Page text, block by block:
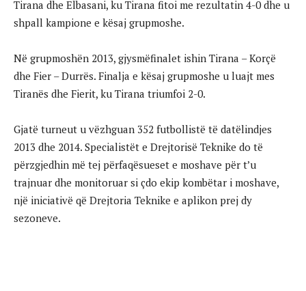
Tirana dhe Elbasani, ku Tirana fitoi me rezultatin 4-0 dhe u
shpall kampione e kësaj grupmoshe.
Në grupmoshën 2013, gjysmëfinalet ishin Tirana – Korçë
dhe Fier – Durrës. Finalja e kësaj grupmoshe u luajt mes
Tiranës dhe Fierit, ku Tirana triumfoi 2-0.
Gjatë turneut u vëzhguan 352 futbollistë të datëlindjes
2013 dhe 2014. Specialistët e Drejtorisë Teknike do të
përzgjedhin më tej përfaqësueset e moshave për t’u
trajnuar dhe monitoruar si çdo ekip kombëtar i moshave,
një iniciativë që Drejtoria Teknike e aplikon prej dy
sezoneve.